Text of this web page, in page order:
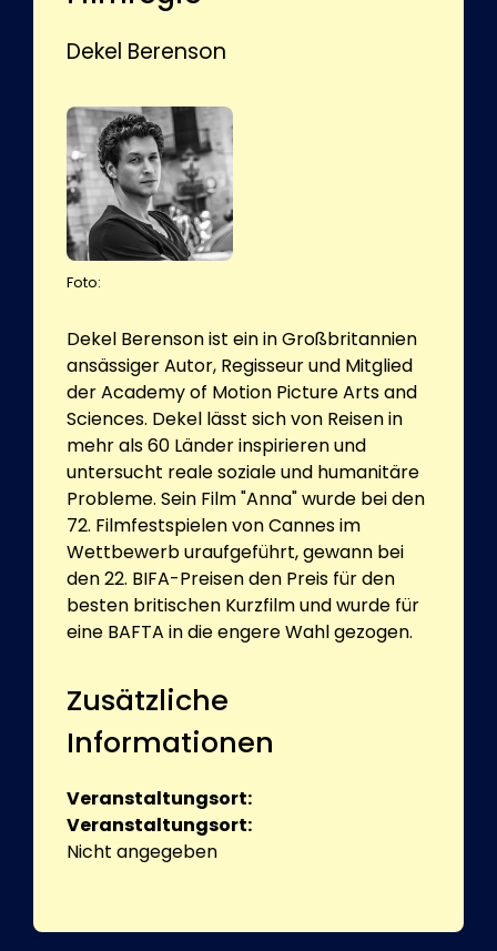
Dekel Berenson
Foto:
Dekel Berenson ist ein in Großbritannien
ansässiger Autor, Regisseur und Mitglied
der Academy of Motion Picture Arts and
Sciences. Dekel lässt sich von Reisen in
mehr als 60 Länder inspirieren und
untersucht reale soziale und humanitäre
Probleme. Sein Film "Anna" wurde bei den
72. Filmfestspielen von Cannes im
Wettbewerb uraufgeführt, gewann bei
den 22. BIFA-Preisen den Preis für den
besten britischen Kurzfilm und wurde für
eine BAFTA in die engere Wahl gezogen.
Zusätzliche
Informationen
Veranstaltungsort:
Veranstaltungsort:
Nicht angegeben